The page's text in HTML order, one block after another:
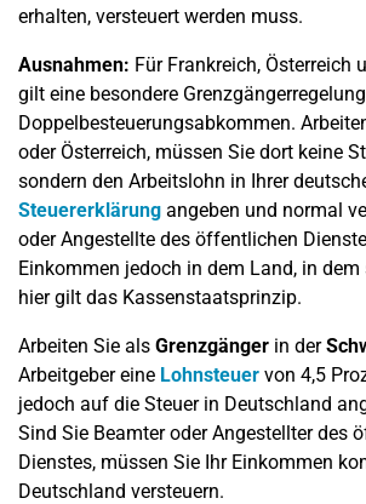
erhalten, versteuert werden muss.
Ausnahmen: Für Frankreich, Österreich
gilt eine besondere
Doppelbesteuerungsabkommen.
oder Österreich, müssen Sie dort keine
sondern den Arbeitslohn in Ihrer
Steuererklärung angeben und normal
oder Angestellte des öffentlichen
Einkommen jedoch in dem Land, in dem
hier gilt das Kassenstaatsprinzip.
Arbeiten Sie als Grenzgänger in der
Arbeitgeber eine Lohnsteuer von 4,5
jedoch auf die Steuer in Deutschland
Sind Sie Beamter oder Angestellter des
Dienstes, müssen Sie Ihr Einkommen
Deutschland versteuern.